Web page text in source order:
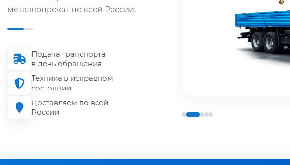
металлопрокат по всей России.
Подача транспорта
в день обращения
Техника в исправном
состоянии
Доставляем по всей
России
области.
Грузоподъёмность
до 1.5 т